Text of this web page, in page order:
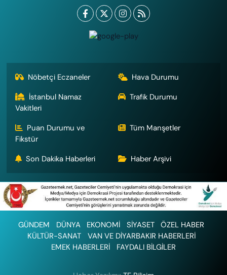
Nöbetçi Eczaneler
Hava Durumu
İstanbul Namaz
Vakitleri
Trafik Durumu
Puan Durumu ve
Fikstür
Tüm Manşetler
Son Dakika Haberleri Haber Arşivi
GÜNDEM DÜNYA EKONOMİ SİYASET
ÖZEL HABER
KÜLTÜR-SANAT
VAN VE DİYARBAKIR HABERLERİ
EMEK HABERLERİ
FAYDALI BİLGİLER